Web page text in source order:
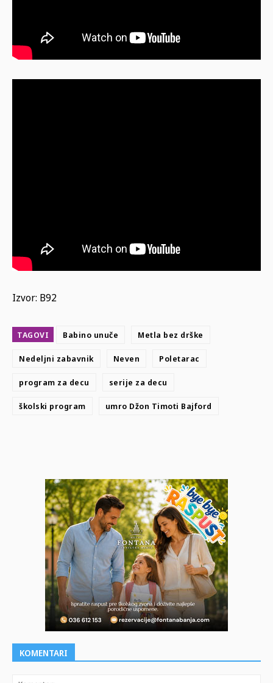
Izvor: B92
TAGOVI Babino unuče Metla bez drške
Nedeljni zabavnik Neven Poletarac
program za decu serije za decu
školski program umro Džon Timoti Bajford
KOMENTARI